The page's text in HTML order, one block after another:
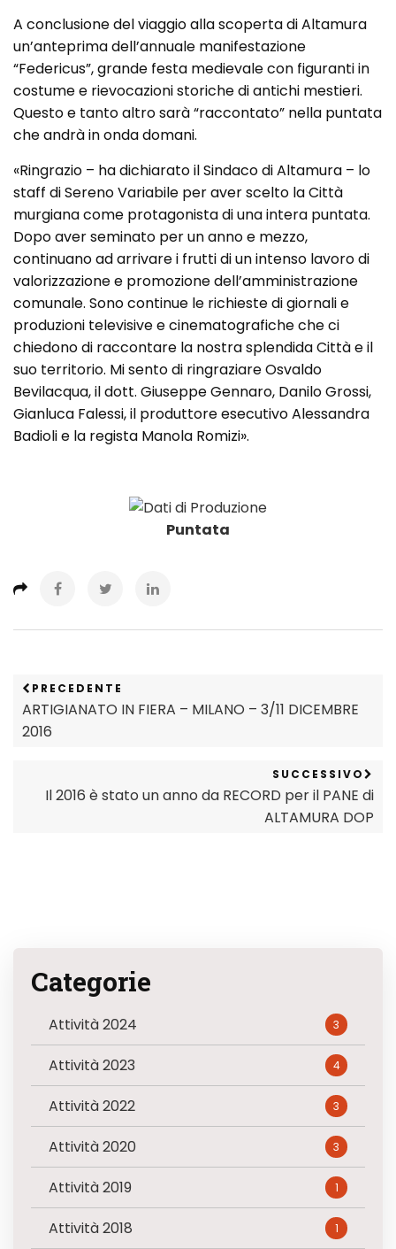
A conclusione del viaggio alla scoperta di Altamura
un’anteprima dell’annuale manifestazione
“Federicus”, grande festa medievale con figuranti in
costume e rievocazioni storiche di antichi mestieri.
Questo e tanto altro sarà “raccontato” nella puntata
che andrà in onda domani.
«Ringrazio – ha dichiarato il Sindaco di Altamura – lo
staff di Sereno Variabile per aver scelto la Città
murgiana come protagonista di una intera puntata.
Dopo aver seminato per un anno e mezzo,
continuano ad arrivare i frutti di un intenso lavoro di
valorizzazione e promozione dell’amministrazione
comunale. Sono continue le richieste di giornali e
produzioni televisive e cinematografiche che ci
chiedono di raccontare la nostra splendida Città e il
suo territorio. Mi sento di ringraziare Osvaldo
Bevilacqua, il dott. Giuseppe Gennaro, Danilo Grossi,
Gianluca Falessi, il produttore esecutivo Alessandra
Badioli e la regista Manola Romizi».
Puntata
PRECEDENTE
ARTIGIANATO IN FIERA – MILANO – 3/11 DICEMBRE
2016
SUCCESSIVO
Il 2016 è stato un anno da RECORD per il PANE di
ALTAMURA DOP
Categorie
Attività 2024 3
Attività 2023 4
Attività 2022 3
Attività 2020 3
Attività 2019 1
Attività 2018 1